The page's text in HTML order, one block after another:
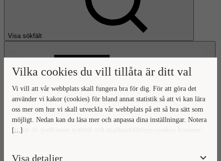
Vilka cookies du vill tillåta är ditt val
[...]
Vi vill att vår webbplats skall fungera bra för dig. För att göra det
använder vi kakor (cookies) för bland annat statistik så att vi kan lära
oss mer om hur vi skall utveckla vår webbplats på ett så bra sätt som
möjligt. Nedan kan du läsa mer och anpassa dina inställningar. Notera
att när du godkänner statistik och marknadsförings-cookies kommer
Visa detaljer
Visa sökfält
Gå till startsidan